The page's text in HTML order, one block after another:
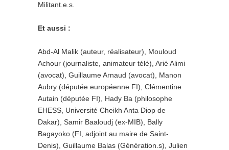
Militant.e.s.
Et aussi :
Abd-Al Malik (auteur, réalisateur), Mouloud
Achour (journaliste, animateur télé), Arié Alimi
(avocat), Guillaume Arnaud (avocat), Manon
Aubry (députée européenne FI), Clémentine
Autain (députée FI), Hady Ba (philosophe
EHESS, Université Cheikh Anta Diop de
Dakar), Samir Baaloudj (ex-MIB), Bally
Bagayoko (FI, adjoint au maire de Saint-
Denis), Guillaume Balas (Génération.s), Julien